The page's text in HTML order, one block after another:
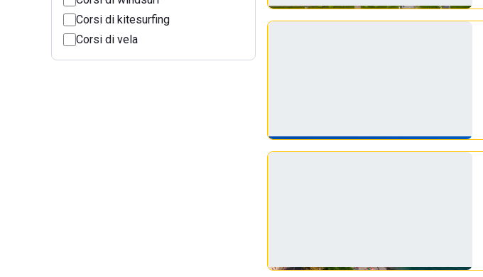
Corsi di kitesurfing
Corsi di vela